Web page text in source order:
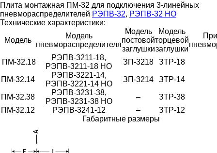
Плита монтажная ПМ-32 для подключения 3-линейных
пневмораспределителей РЭПВ-32, РЭПВ-32 НО
Технические характеристики:
Модель
Модель
пневмораспределителя
Модель
постовой
заглушки
Модель
торцевой
заглушки
ПМ-32.18
РЭПВ-3211-18,
РЭПВ-3211-18 НО
ЗП-3218 ЗТР-18
ПМ-32.14
РЭПВ-3221-14,
РЭПВ-3221-14 НО
ЗП-3214 ЗТР-14
ПМ-32.38
РЭПВ-3231-38,
РЭПВ-3231-38 НО
–
ЗТР-38
ПМ-32.12
РЭПВ-3241-12 –
ЗТР-12
Габаритные размеры